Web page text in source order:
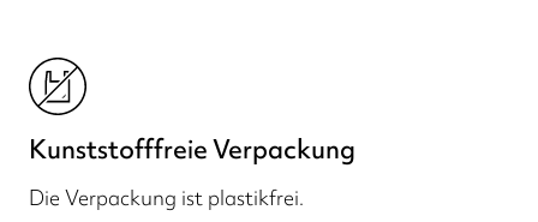
Kunststofffreie Verpackung
Die Verpackung ist plastikfrei.